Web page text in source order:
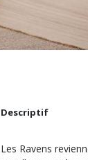
Descriptif
Les Ravens